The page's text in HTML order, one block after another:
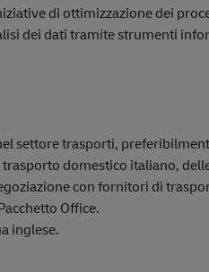
di ottimizzazione dei
dei dati tramite strumenti
settore trasporti,
domestico italiano,
con fornitori di
Office.
inglese.